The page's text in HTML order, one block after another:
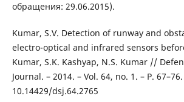
обращения: 29.06.2015).
Kumar, S.V. Detection of runway and
electro-optical and infrared sensors
Kumar, S.K. Kashyap, N.S. Kumar //
Journal. – 2014. – Vol. 64, no. 1. – P.
10.14429/dsj.64.2765